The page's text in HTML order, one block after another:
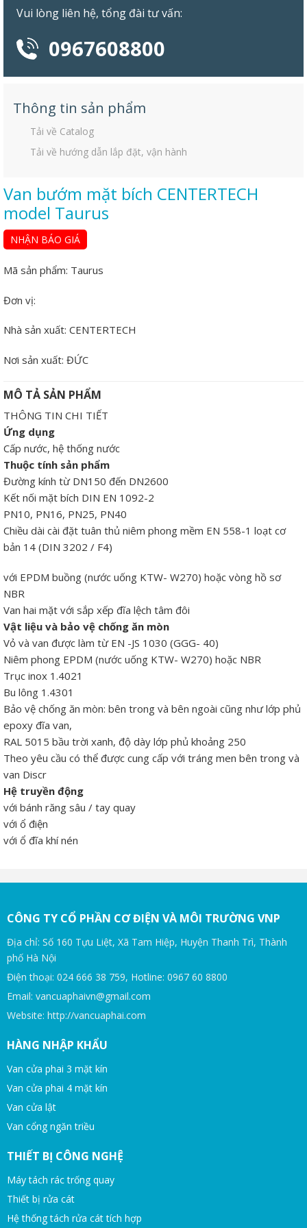
Vui lòng liên hệ, tổng đài tư vấn:
0967608800
Thông tin sản phẩm
Tải về Catalog
Tải về hướng dẫn lắp đặt, vận hành
Van bướm mặt bích CENTERTECH
model Taurus
NHẬN BÁO GIÁ
Mã sản phẩm: Taurus
Đơn vị:
Nhà sản xuất: CENTERTECH
Nơi sản xuất: ĐỨC
MÔ TẢ SẢN PHẨM
THÔNG TIN CHI TIẾT
Ứng dụng
Cấp nước, hệ thống nước
Thuộc tính sản phẩm
Đường kính từ DN150 đến DN2600
Kết nối mặt bích DIN EN 1092-2
PN10, PN16, PN25, PN40
Chiều dài cài đặt tuân thủ niêm phong mềm EN 558-1 loạt cơ
bản 14 (DIN 3202 / F4)
với EPDM buồng (nước uống KTW- W270) hoặc vòng hồ sơ
NBR
Van hai mặt với sắp xếp đĩa lệch tâm đôi
Vật liệu và bảo vệ chống ăn mòn
Vỏ và van được làm từ EN -JS 1030 (GGG- 40)
Niêm phong EPDM (nước uống KTW- W270) hoặc NBR
Trục inox 1.4021
Bu lông 1.4301
Bảo vệ chống ăn mòn: bên trong và bên ngoài cũng như lớp phủ
epoxy đĩa van,
RAL 5015 bầu trời xanh, độ dày lớp phủ khoảng 250
Theo yêu cầu có thể được cung cấp với tráng men bên trong và
van Discr
Hệ truyền động
với bánh răng sâu / tay quay
với ổ điện
với ổ đĩa khí nén
CÔNG TY CỔ PHẦN CƠ ĐIỆN VÀ MÔI TRƯỜNG VNP
Địa chỉ: Số 160 Tựu Liệt, Xã Tam Hiệp, Huyện Thanh Trì, Thành
phố Hà Nội
Điện thoại: 024 666 38 759, Hotline: 0967 60 8800
Email: vancuaphaivn@gmail.com
Website: http://vancuaphai.com
HÀNG NHẬP KHẨU
Van cửa phai 3 mặt kín
Van cửa phai 4 mặt kín
Van cửa lật
Van cổng ngăn triều
THIẾT BỊ CÔNG NGHỆ
Máy tách rác trống quay
Thiết bị rửa cát
Hệ thống tách rửa cát tích hợp